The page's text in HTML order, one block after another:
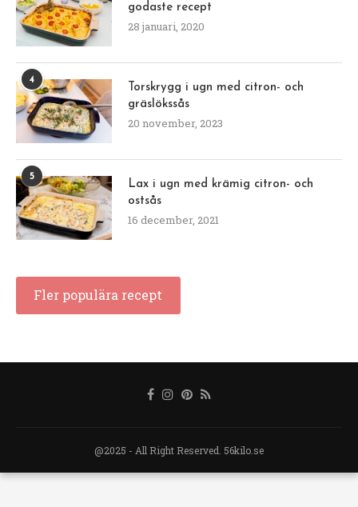
godaste recept
28 januari, 2020
4
Torskrygg i ugn med citron- och
gräslökssås
20 november, 2023
5
Lax i ugn med krämig citron- och
ostsås
16 december, 2021
Fler populära recept
@2025 - All Right Reserved. 56kilo.se